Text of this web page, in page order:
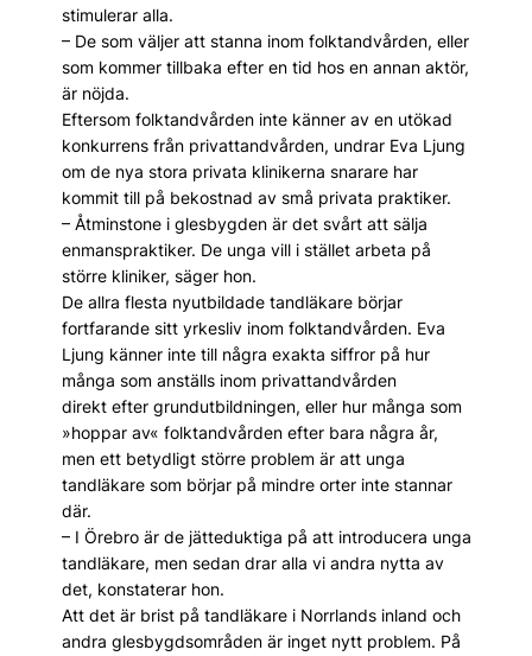
stimulerar alla.
– De som väljer att stanna inom folktandvården, eller
som kommer tillbaka efter en tid hos en annan aktör,
är nöjda.
Eftersom folktandvården inte känner av en utökad
konkurrens från privattandvården, undrar Eva Ljung
om de nya stora privata klinikerna snarare har
kommit till på bekostnad av små privata praktiker.
– Åtminstone i glesbygden är det svårt att sälja
enmanspraktiker. De unga vill i stället arbeta på
större kliniker, säger hon.
De allra flesta nyutbildade tandläkare börjar
fortfarande sitt yrkesliv inom folktandvården. Eva
Ljung känner inte till några exakta siffror på hur
många som anställs inom privattandvården
direkt efter grundutbildningen, eller hur många som
»hoppar av« folktandvården efter bara några år,
men ett betydligt större problem är att unga
tandläkare som börjar på mindre orter inte stannar
där.
– I Örebro är de jätteduktiga på att introducera unga
tandläkare, men sedan drar alla vi andra nytta av
det, konstaterar hon.
Att det är brist på tandläkare i Norrlands inland och
andra glesbygdsområden är inget nytt problem. På